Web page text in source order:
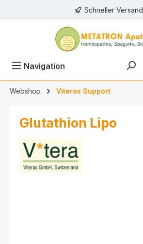
Schneller Versand
Navigation
Webshop Viteras Support
Glutathion Lipo